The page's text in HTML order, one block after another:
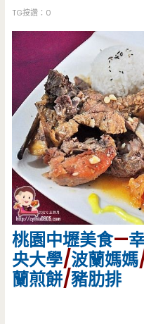
TG按讚：0
桃園中壢美食—
央大學/波蘭媽媽
蘭煎餅/豬肋排